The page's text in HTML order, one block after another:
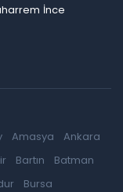
İnce
Amasya
Ankara
Bartın
Batman
Bursa